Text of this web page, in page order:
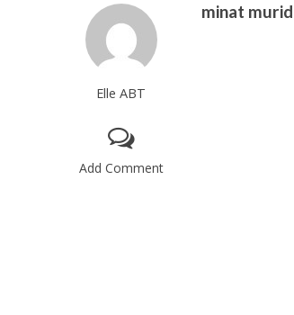
Elle ABT
Add Comment
minat